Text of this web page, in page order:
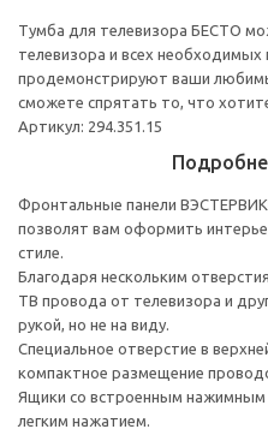
Тумба для телевизора БЕСТО
телевизора и всех
продемонстрируют ваши
сможете спрятать то, что
Артикул: 294.351.15
Фронтальные панели
позволят вам оформить
стиле.
Благодаря нескольким
ТВ провода от телевизора и
рукой, но не на виду.
Специальное отверстие в
компактное размещение
Ящики со встроенным
легким нажатием.